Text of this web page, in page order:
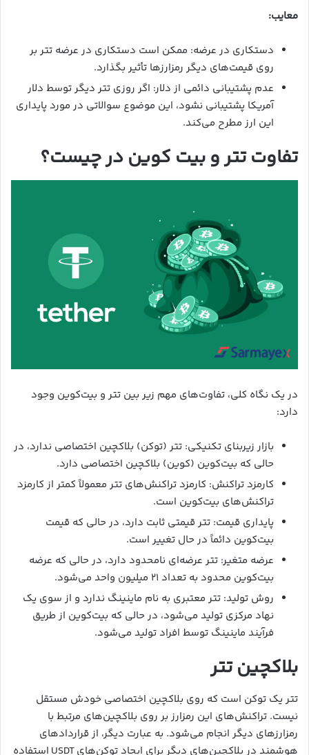
معایب:
دستکاری در عرضه: ممکن است دستکاری در عرضه تتر بر
روی قیمت‌های دیگر رمزارزها تأثیر بگذارد.
عدم پشتیبانی دائمی از دلار: اگر روزی تتر دیگر توسط دلار
آمریکا پشتیبانی نشود، این موضوع سوالاتی در مورد پایداری
این ارز مطرح می‌کند.
تفاوت تتر و بیت کوین در چیست؟
در یک نگاه کلی، تفاوت‌های مهم زیر بین تتر و بیت‌کوین وجود
دارد:
بازار زیربنای تکنیکی: تتر (توکن) بلاکچین اختصاصی ندارد، در
حالی که بیت‌کوین (کوین) بلاکچین اختصاصی دارد.
کارمزد تراکنش: کارمزد تراکنش‌های تتر معمولاً کمتر از کارمزد
تراکنش‌های بیت‌کوین است.
پایداری قیمت: تتر قیمتی ثابت دارد، در حالی که قیمت
بیت‌کوین دائماً در حال تغییر است.
عرضه متغیر: تتر عرضه‌ای نامحدود دارد، در حالی که عرضه
بیت‌کوین محدود به تعداد 21 میلیون واحد می‌شود.
روش تولید: تتر معتبری به نام ماینینگ ندارد و از سوی یک
نهاد مرکزی تولید می‌شود، در حالی که بیت‌کوین از طریق
فرآیند ماینینگ توسط افراد تولید می‌شود.
بلاکچین تتر
تتر یک توکن است که روی بلاکچین اختصاصی خودش مستقل
نیست. تراکنش‌های این رمزارز بر روی بلاکچین‌های مرتبط با
رمزارزهای دیگر انجام می‌شود. به عبارت دیگر، از قرارداد‌های
هوشمند در بلاکچین‌های دیگر برای ایجاد توکن‌های USDT استفاده